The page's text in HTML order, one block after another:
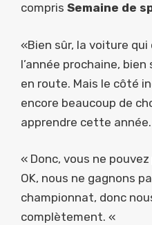
compris Semaine de
«Bien sûr, la voiture
l’année prochaine,
en route. Mais le côté
encore beaucoup de
apprendre cette année.
« Donc, vous ne
OK, nous ne gagnons
championnat, donc
complètement. «